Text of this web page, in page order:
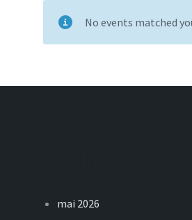
No events matched
mai 2026